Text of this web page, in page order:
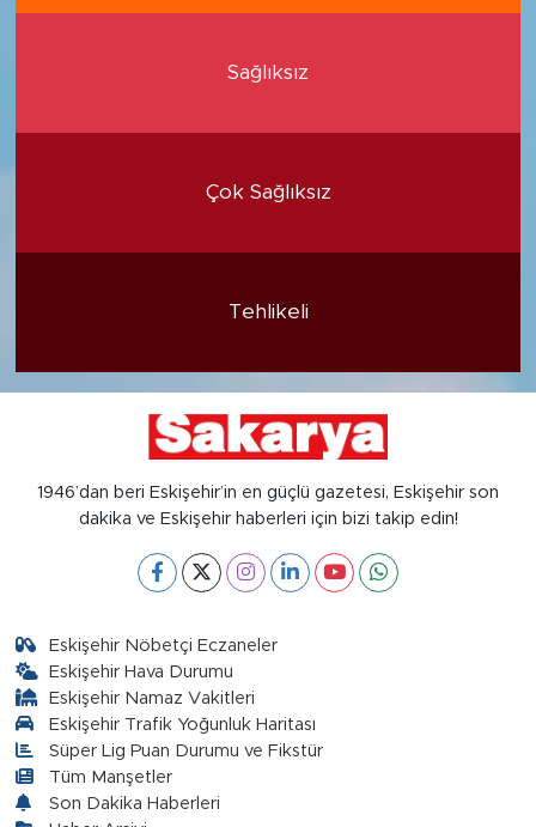
Sağlıksız
Çok Sağlıksız
Tehlikeli
1946’dan beri Eskişehir’in en güçlü gazetesi, Eskişehir son
dakika ve Eskişehir haberleri için bizi takip edin!
Eskişehir Nöbetçi Eczaneler
Eskişehir Hava Durumu
Eskişehir Namaz Vakitleri
Eskişehir Trafik Yoğunluk Haritası
Süper Lig Puan Durumu ve Fikstür
Tüm Manşetler
Son Dakika Haberleri